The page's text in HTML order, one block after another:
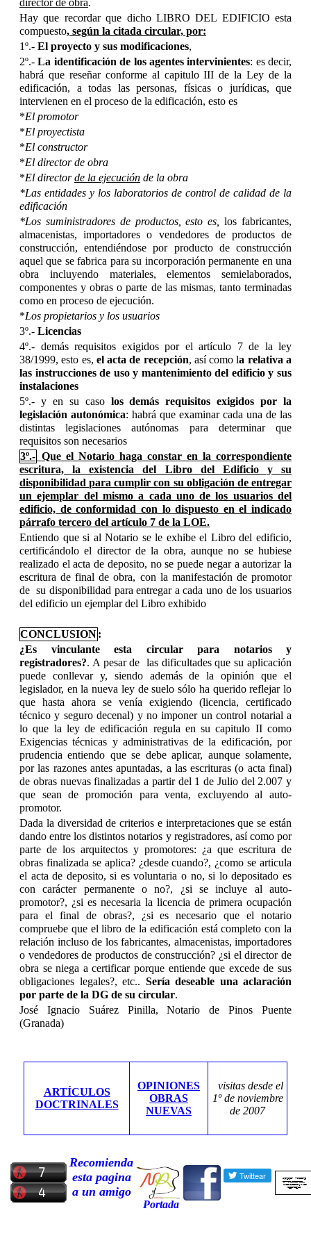
director de obra.
Hay que recordar que dicho LIBRO DEL EDIFICIO esta
compuesto, según la citada circular, por:
1º.- El proyecto y sus modificaciones,
2º.-La identificación de los agentes intervinientes: es decir,
habrá que reseñar conforme al capitulo III de la Ley de la
edificación, a todas las personas, físicas o jurídicas, que
intervienen en el proceso de la edificación, esto es
*El promotor
*El proyectista
*El constructor
*El director de obra
*El directorde la ejecución de la obra
*Las entidades y los laboratorios de control de calidad de la
edificación
*Los suministradores de productos, esto es,
los fabricantes,
almacenistas, importadores o vendedores de productos de
construcción, entendiéndose por producto de construcción
aquel que se fabrica para su incorporación permanente en una
obra incluyendo materiales, elementos semielaborados,
componentes y obras o parte de las mismas, tanto terminadas
como en proceso de ejecución.
*Los propietarios y los usuarios
3º.- Licencias
4º.- demás requisitos exigidos por el artículo 7 de la ley
38/1999, esto es, el acta de recepción, así como la relativa a
las instrucciones de uso y mantenimiento del edificio y sus
instalaciones
5º.- y en su caso los demás requisitos exigidos por la
legislación autonómica: habrá que examinar cada una de las
distintas legislaciones autónomas para determinar que
requisitos son necesarios
3º.- Que el Notario haga constar en la correspondiente
escritura, la existencia del Libro del Edificio y su
disponibilidad para cumplir con su obligación de entregar
un ejemplar del mismo a cada uno de los usuarios del
edificio, de conformidad con lo dispuesto en el indicado
párrafo tercero del artículo 7 de la LOE.
Entiendo que si al Notario se le exhibe el Libro del edificio,
certificándolo el director de la obra, aunque no se hubiese
realizado el acta de deposito, no se puede negar a autorizar la
escritura de final de obra, con la manifestación de promotor
de su disponibilidad para entregar a cada uno de los usuarios
del edificio un ejemplar del Libro exhibido
CONCLUSION:
¿Es vinculante esta circular para notarios y
registradores?. A pesar de las dificultades que su aplicación
puede conllevar y, siendo además de la opinión que el
legislador, en la nueva ley de suelo sólo ha querido reflejar lo
que hasta ahora se venía exigiendo (licencia, certificado
técnico y seguro decenal) y no imponer un control notarial a
lo que la ley de edificación regula en su capitulo II como
Exigencias técnicas y administrativas de la edificación, por
prudencia entiendo que se debe aplicar, aunque solamente,
por las razones antes apuntadas, a las escrituras (o acta final)
de obras nuevas finalizadas a partir del 1 de Julio del 2.007 y
que sean de promoción para venta, excluyendo al auto-
promotor.
Dada la diversidad de criterios e interpretaciones que se están
dando entre los distintos notarios y registradores, así como por
parte de los arquitectos y promotores: ¿a que escritura de
obras finalizada se aplica? ¿desde cuando?, ¿como se articula
el acta de deposito, si es voluntaria o no, si lo depositado es
con carácter permanente o no?, ¿si se incluye al auto-
promotor?, ¿si es necesaria la licencia de primera ocupación
para el final de obras?, ¿si es necesario que el notario
compruebe que el libro de la edificación está completo con la
relación incluso de los fabricantes, almacenistas, importadores
o vendedores de productos de construcción? ¿si el director de
obra se niega a certificar porque entiende que excede de sus
obligaciones legales?, etc.. Sería deseable una aclaración
por parte de la DG de su circular.
José Ignacio Suárez Pinilla, Notario de Pinos Puente
(Granada)
ARTÍCULOS
DOCTRINALES
OPINIONES
OBRAS
NUEVAS
visitas desde el
1º de noviembre
de 2007
Recomienda
esta pagina
a un amigo
Portada